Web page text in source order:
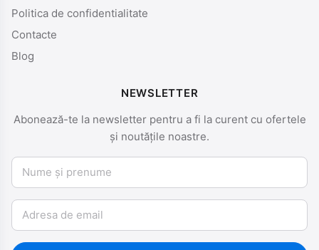
Politica de confidentialitate
Contacte
Blog
NEWSLETTER
Abonează-te la newsletter pentru a fi la curent cu ofertele
și noutățile noastre.
Nume și prenume
Email